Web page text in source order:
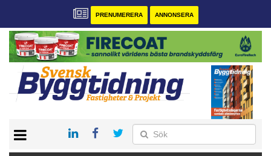
PRENUMERERA ANNONSERA